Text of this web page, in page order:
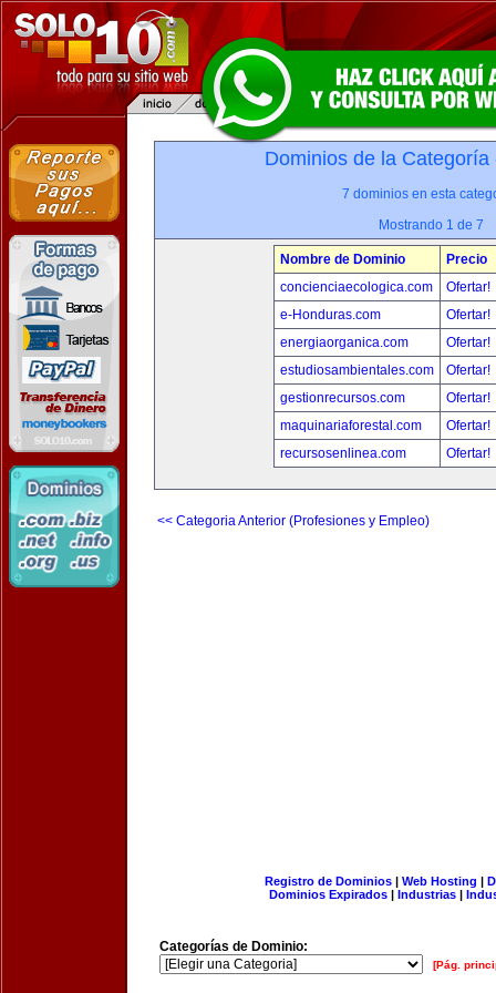
Dominios de la
7 dominios en esta
Mostrando 1 de 7
Nombre de Dominio
Precio
concienciaecologica.com
Ofertar!
e-Honduras.com
Ofertar!
energiaorganica.com
Ofertar!
estudiosambientales.com
Ofertar!
gestionrecursos.com
Ofertar!
maquinariaforestal.com
Ofertar!
recursosenlinea.com
Ofertar!
<< Categoria Anterior (Profesiones y Empleo)
Registro de Dominios| Web Hosting |
Dominios Expirados | Industrias |
Categorías de Dominio:
[Pág.